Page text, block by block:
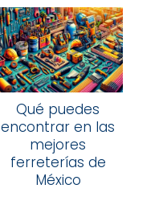
Qué puedes
encontrar en las
mejores
ferreterías de
México